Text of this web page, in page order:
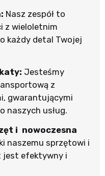
Nasz zespół to
z wieloletnim
każdy detal Twojej
Jesteśmy
z
gwarantującymi
naszych usług.
i nowoczesna
naszemu sprzętowi i
jest efektywny i